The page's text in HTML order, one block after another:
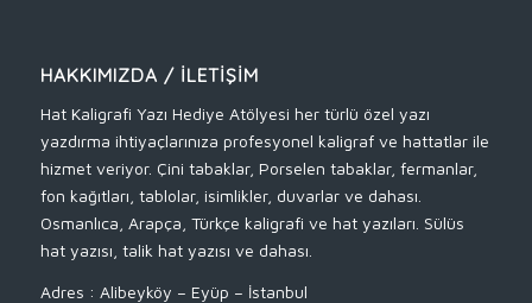
HAKKIMIZDA / İLETIŞIM
Hat Kaligrafi Yazı Hediye Atölyesi her türlü özel yazı
yazdırma ihtiyaçlarınıza profesyonel kaligraf ve hattatlar ile
hizmet veriyor. Çini tabaklar, Porselen tabaklar, fermanlar,
fon kağıtları, tablolar, isimlikler, duvarlar ve dahası.
Osmanlıca, Arapça, Türkçe kaligrafi ve hat yazıları. Sülüs
hat yazısı, talik hat yazısı ve dahası.
Adres : Alibeyköy – Eyüp – İstanbul